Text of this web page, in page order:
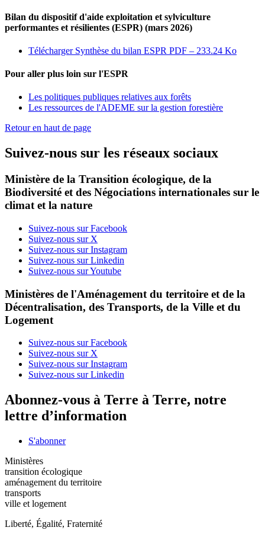
Bilan du dispositif d'aide exploitation et sylviculture
performantes et résilientes (ESPR) (mars 2026)
Télécharger Synthèse du bilan ESPR PDF – 233.24 Ko
Pour aller plus loin sur l'ESPR
Les politiques publiques relatives aux forêts
Les ressources de l'ADEME sur la gestion forestière
Retour en haut de page
Suivez-nous sur les réseaux sociaux
Ministère de la Transition écologique, de la
Biodiversité et des Négociations internationales sur le
climat et la nature
Suivez-nous sur Facebook
Suivez-nous sur X
Suivez-nous sur Instagram
Suivez-nous sur Linkedin
Suivez-nous sur Youtube
Ministères de l'Aménagement du territoire et de la
Décentralisation, des Transports, de la Ville et du
Logement
Suivez-nous sur Facebook
Suivez-nous sur X
Suivez-nous sur Instagram
Suivez-nous sur Linkedin
Abonnez-vous à Terre à Terre, notre
lettre d’information
S'abonner
Ministères
transition écologique
aménagement du territoire
transports
ville et logement
Liberté, Égalité, Fraternité